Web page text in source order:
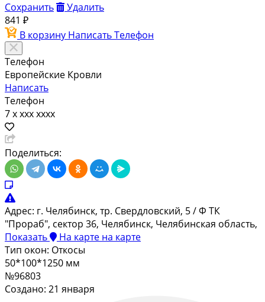
Сохранить
Удалить
841 ₽
В корзину НаписатьТелефон
Телефон
Европейские Кровли
Написать
Телефон
7 x xxx xxxx
Поделиться:
Адрес: г. Челябинск, тр. Свердловский, 5 / Ф ТК
"Прораб", сектор 36, Челябинск, Челябинская область,
Показать
На карте на карте
Тип окон: Откосы
50*100*1250 мм
№96803
Создано: 21 января